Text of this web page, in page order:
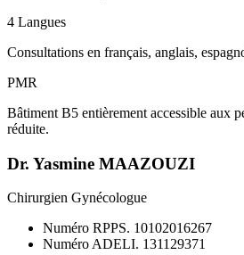
4 Langues
Consultations en français, anglais,
PMR
Bâtiment B5 entièrement accessible aux
réduite.
Dr. Yasmine MAAZOUZI
Chirurgien Gynécologue
Numéro RPPS. 10102016267
Numéro ADELI. 131129371